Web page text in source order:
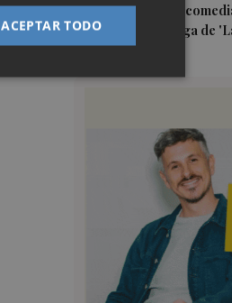
en agosto: de la
una nueva entrega de
ACEPTAR TODO